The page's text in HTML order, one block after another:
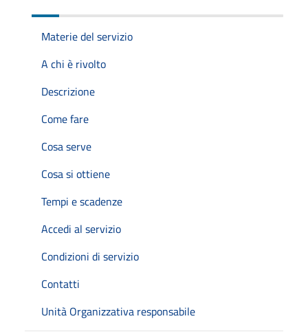
Materie del servizio
A chi è rivolto
Descrizione
Come fare
Cosa serve
Cosa si ottiene
Tempi e scadenze
Accedi al servizio
Condizioni di servizio
Contatti
Unità Organizzativa responsabile